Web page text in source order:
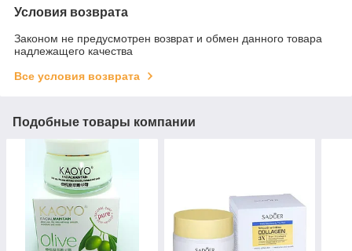
Условия возврата
Законом не предусмотрен возврат и обмен данного товара
надлежащего качества
Все условия возврата
Подобные товары компании